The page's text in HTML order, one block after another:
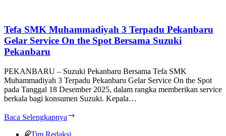
Terpadu
Pekanbaru
Kembangkan
TKR
Tefa SMK Muhammadiyah 3 Terpadu Pekanbaru
Gelar Service On the Spot Bersama Suzuki
Pekanbaru
PEKANBARU – Suzuki Pekanbaru Bersama Tefa SMK
Muhammadiyah 3 Terpadu Pekanbaru Gelar Service On the Spot
pada Tanggal 18 Desember 2025, dalam rangka memberikan service
berkala bagi konsumen Suzuki. Kepala…
Baca Selengkapnya
Tim Redaksi